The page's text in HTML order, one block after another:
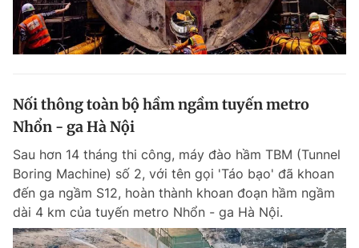
Nối thông toàn bộ hầm ngầm tuyến metro
Nhổn - ga Hà Nội
Sau hơn 14 tháng thi công, máy đào hầm TBM (Tunnel
Boring Machine) số 2, với tên gọi 'Táo bạo' đã khoan
đến ga ngầm S12, hoàn thành khoan đoạn hầm ngầm
dài 4 km của tuyến metro Nhổn - ga Hà Nội.